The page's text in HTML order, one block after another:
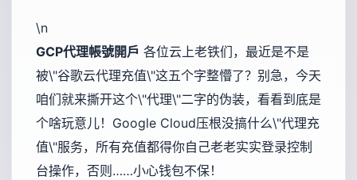
\n
GCP代理帳號開戶 各位云上老铁们，最近是不是
被\"谷歌云代理充值\"这五个字整懵了？别急，今天
咱们就来撕开这个\"代理\"二字的伪装，看看到底是
个啥玩意儿！Google Cloud压根没搞什么\"代理充
值\"服务，所有充值都得你自己老老实实登录控制
台操作，否则……小心钱包不保！